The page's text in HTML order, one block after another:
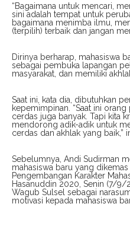
“Bagaimana untuk mencari,
sini adalah tempat untuk
bagaimana menimba ilmu,
(terpilih) terbaik dan jangan
Dirinya berharap, mahasiswa
sebagai pembuka lapangan
masyarakat, dan memiliki
Saat ini, kata dia, dibutuhkan
kepemimpinan. “Saat ini
cerdas juga banyak. Tapi kita
mendorong adik-adik untuk
cerdas dan akhlak yang baik,”
Sebelumnya, Andi Sudirman
mahasiswa baru yang
Pengembangan Karakter
Hasanuddin 2020, Senin (7/9/
Wagub Sulsel sebagai
motivasi kepada mahasiswa